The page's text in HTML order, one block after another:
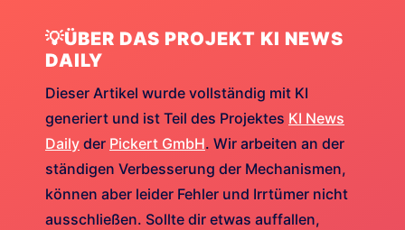
💡ÜBER DAS PROJEKT KI NEWS
DAILY
Dieser Artikel wurde vollständig mit KI
generiert und ist Teil des Projektes KI News
Daily der Pickert GmbH. Wir arbeiten an der
ständigen Verbesserung der Mechanismen,
können aber leider Fehler und Irrtümer nicht
ausschließen. Sollte dir etwas auffallen,